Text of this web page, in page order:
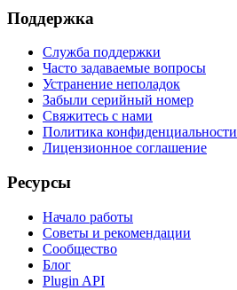
Поддержка
Служба поддержки
Часто задаваемые вопросы
Устранение неполадок
Забыли серийный номер
Свяжитесь с нами
Политика конфиденциальности
Лицензионное соглашение
Ресурсы
Начало работы
Советы и рекомендации
Сообщество
Блог
Plugin API